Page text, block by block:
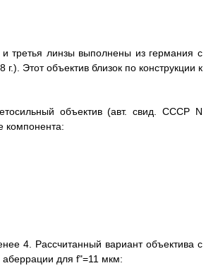
третья линзы выполнены из германия с
Этот объектив близок по конструкции к
объектив (авт. свид. СССР N
компонента:
4. Рассчитанный вариант объектива с
для f"=11 мкм: